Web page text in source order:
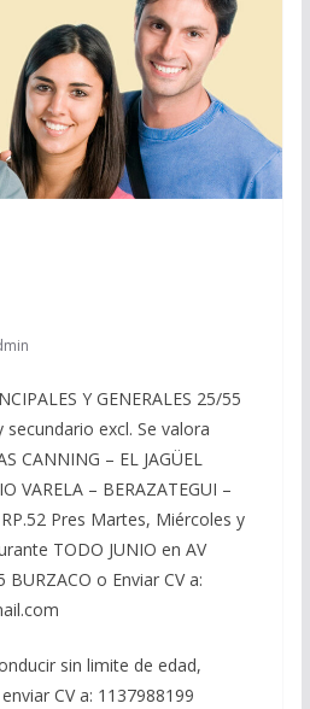
Y GENERALES 25/55
excl. Se valora
CANNING – EL JAGÜEL
VARELA – BERAZATEGUI –
Pres Martes, Miércoles y
TODO JUNIO en AV
BURZACO o Enviar CV a:
sin limite de edad,
CV a: 1137988199